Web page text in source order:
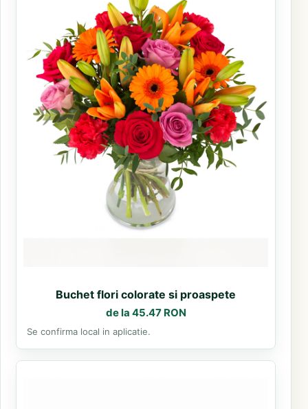
Buchet flori colorate si proaspete
de la 45.47 RON
Se confirma local in aplicatie.